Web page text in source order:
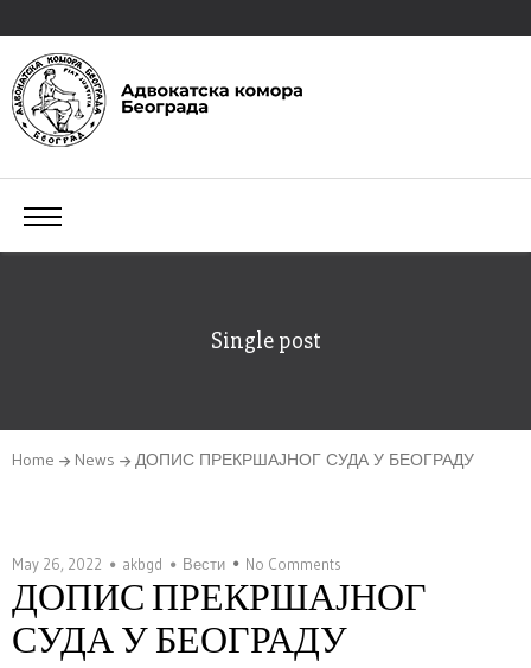
Single post
Home News ДОПИС ПРЕКРШАЈНОГ СУДА У БЕОГРАДУ
May 26, 2022 akbgd Вести No Comments
ДОПИС ПРЕКРШАЈНОГ
СУДА У БЕОГРАДУ